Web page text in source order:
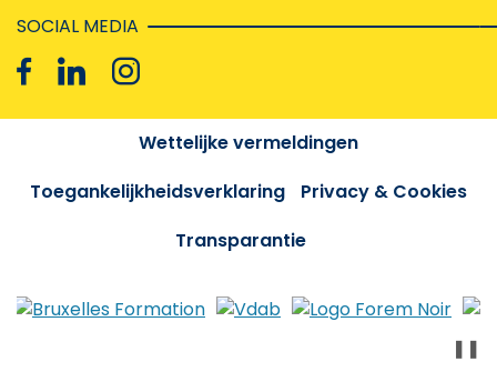
SOCIAL MEDIA
Wettelijke vermeldingen
Toegankelijkheidsverklaring
Privacy & Cookies
Transparantie
❚❚